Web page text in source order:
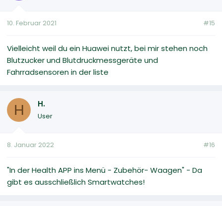
10. Februar 2021 #15
Vielleicht weil du ein Huawei nutzt, bei mir stehen noch
Blutzucker und Blutdruckmessgeräte und
Fahrradsensoren in der liste
H H.
User
8. Januar 2022 #16
"In der Health APP ins Menü - Zubehör- Waagen" - Da
gibt es ausschließlich Smartwatches!